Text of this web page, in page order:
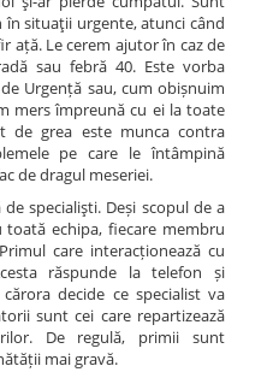
situaţii urgente, atunci când
ață. Le cerem ajutor în caz de
sau febră 40. Este vorba
Urgență sau, cum obișnuim
mers împreună cu ei la toate
de grea este munca contra
pe care le întâmpină
de dragul meseriei.
specialişti. Deși scopul de a
echipa, fiecare membru
care interacționează cu
răspunde la telefon și
decide ce specialist va
sunt cei care repartizează
De regulă, primii sunt
mai gravă.